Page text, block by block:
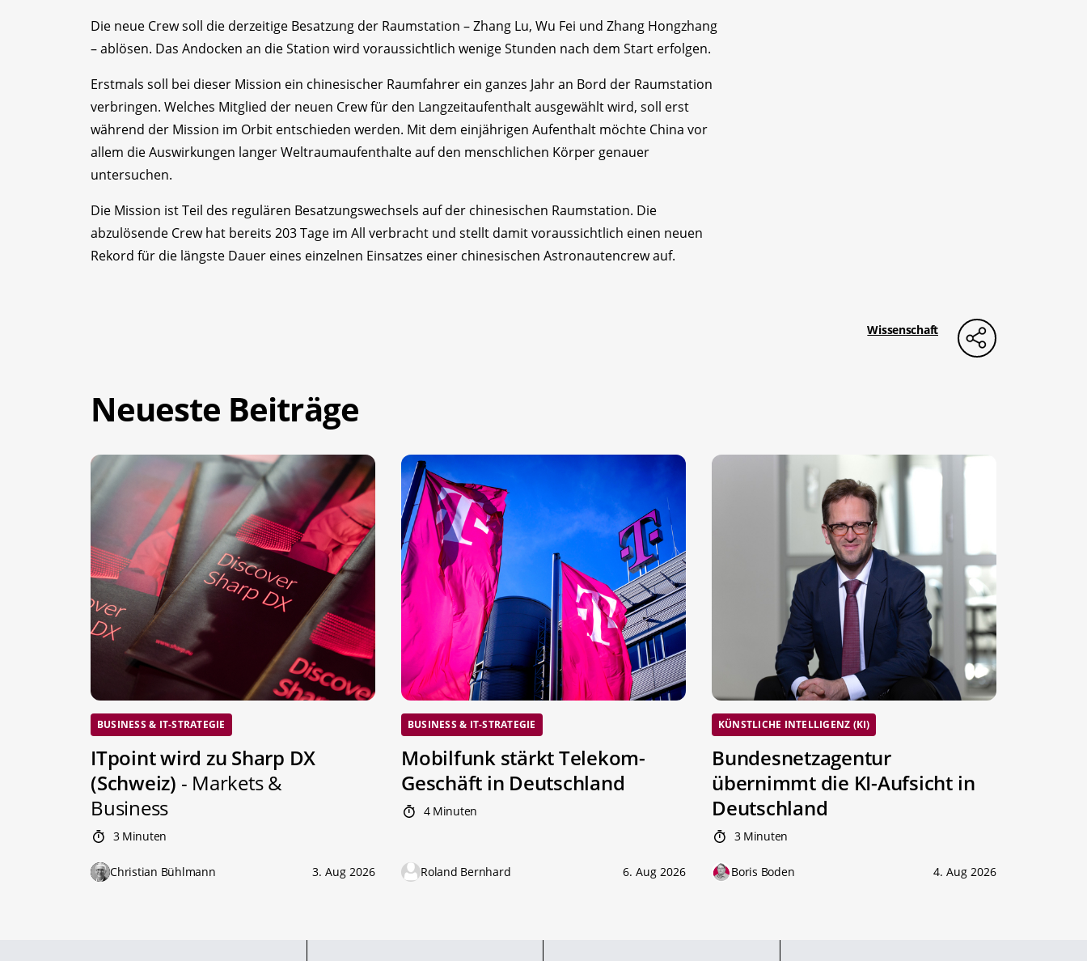
Die neue Crew soll die derzeitige Besatzung der Raumstation – Zhang Lu, Wu Fei und Zhang Hongzhang
– ablösen. Das Andocken an die Station wird voraussichtlich wenige Stunden nach dem Start erfolgen.
Erstmals soll bei dieser Mission ein chinesischer Raumfahrer ein ganzes Jahr an Bord der Raumstation
verbringen. Welches Mitglied der neuen Crew für den Langzeitaufenthalt ausgewählt wird, soll erst
während der Mission im Orbit entschieden werden. Mit dem einjährigen Aufenthalt möchte China vor
allem die Auswirkungen langer Weltraumaufenthalte auf den menschlichen Körper genauer
untersuchen.
Die Mission ist Teil des regulären Besatzungswechsels auf der chinesischen Raumstation. Die
abzulösende Crew hat bereits 203 Tage im All verbracht und stellt damit voraussichtlich einen neuen
Rekord für die längste Dauer eines einzelnen Einsatzes einer chinesischen Astronautencrew auf.
Wissenschaft
Neueste Beiträge
BUSINESS & IT-STRATEGIE
ITpoint wird zu Sharp DX
(Schweiz) - Markets &
Business
3 Minuten
Christian Bühlmann 3. Aug 2026
BUSINESS & IT-STRATEGIE
Mobilfunk stärkt Telekom-
Geschäft in Deutschland
4 Minuten
Roland Bernhard 6. Aug 2026
KÜNSTLICHE INTELLIGENZ (KI)
Bundesnetzagentur
übernimmt die KI-Aufsicht in
Deutschland
3 Minuten
Boris Boden 4. Aug 2026